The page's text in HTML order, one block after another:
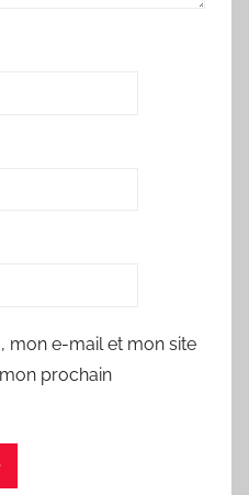
mon e-mail et mon site
prochain